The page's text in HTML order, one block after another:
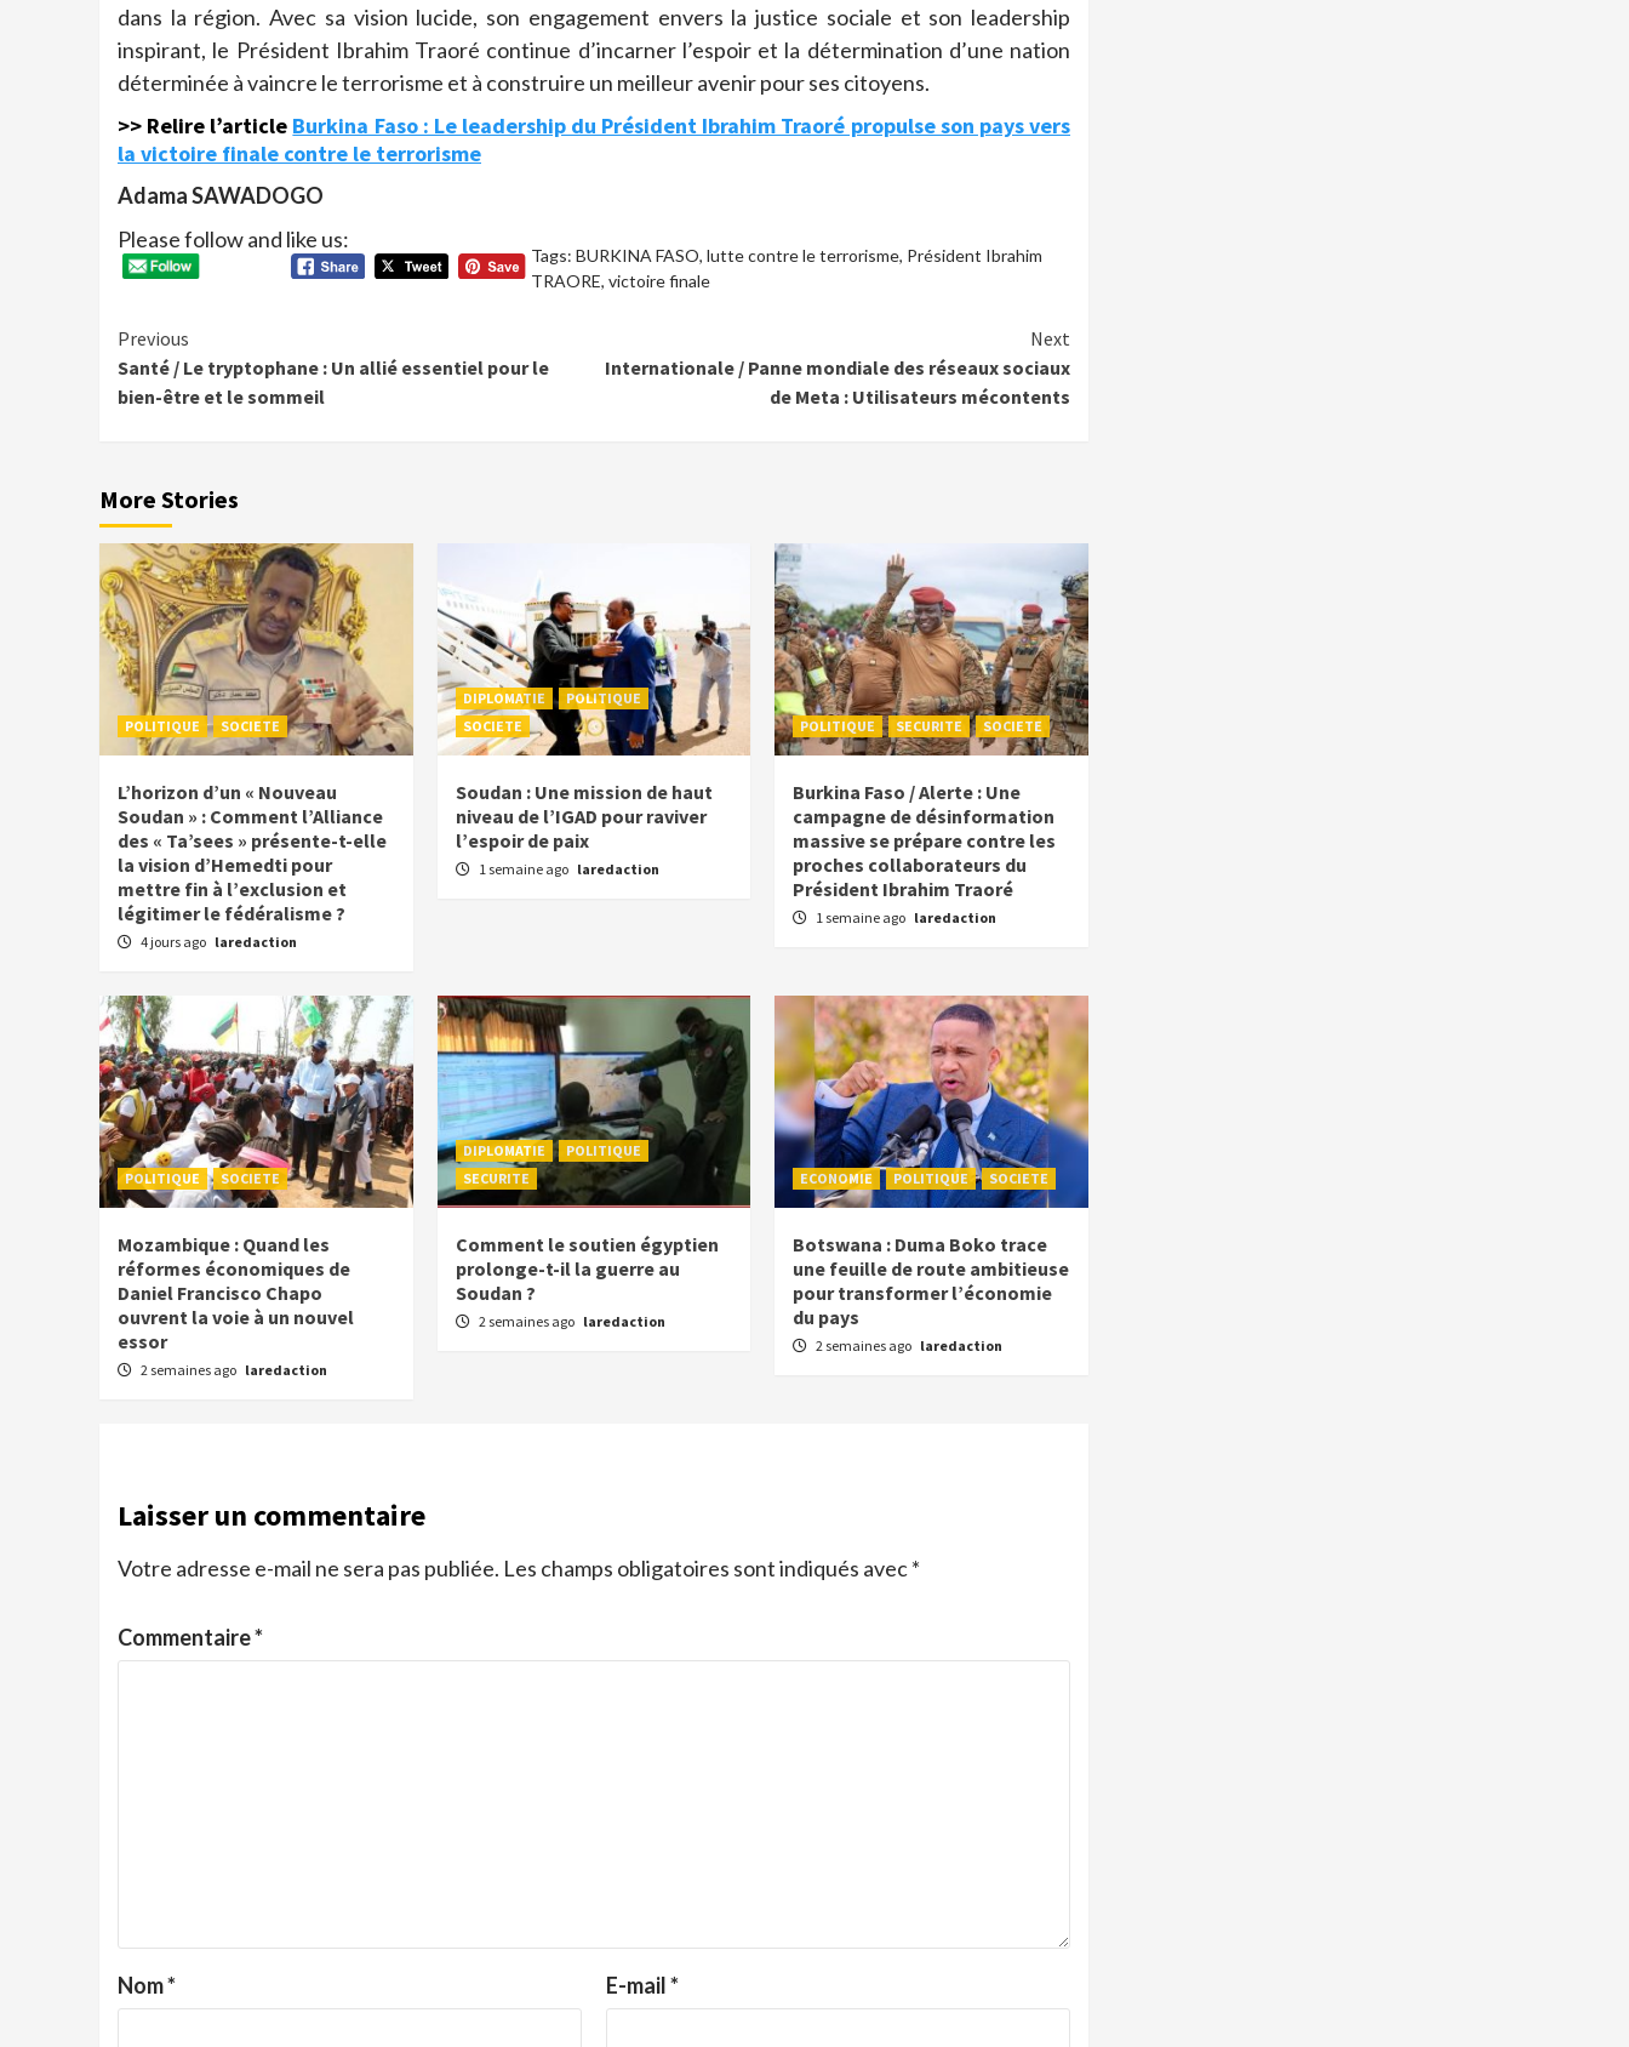
dans la région. Avec sa vision lucide, son engagement envers la justice sociale et son leadership
inspirant, le Président Ibrahim Traoré continue d’incarner l’espoir et la détermination d’une nation
déterminée à vaincre le terrorisme et à construire un meilleur avenir pour ses citoyens.
>> Relire l’article Burkina Faso : Le leadership du Président Ibrahim Traoré propulse son pays vers
la victoire finale contre le terrorisme
Adama SAWADOGO
Please follow and like us:
Tags: BURKINA FASO, lutte contre le terrorisme, Président Ibrahim
TRAORE, victoire finale
Continue
Reading
Previous
Santé / Le tryptophane : Un allié essentiel pour le
bien-être et le sommeil
Next
Internationale / Panne mondiale des réseaux sociaux
de Meta : Utilisateurs mécontents
More Stories
POLITIQUE SOCIETE
L’horizon d’un « Nouveau
Soudan » : Comment l’Alliance
des « Ta’sees » présente-t-elle
la vision d’Hemedti pour
mettre fin à l’exclusion et
légitimer le fédéralisme ?
4 jours ago laredaction
DIPLOMATIE
POLITIQUE
SOCIETE
Soudan : Une mission de haut
niveau de l’IGAD pour raviver
l’espoir de paix
1 semaine ago laredaction
POLITIQUE SECURITE SOCIETE
Burkina Faso / Alerte : Une
campagne de désinformation
massive se prépare contre les
proches collaborateurs du
Président Ibrahim Traoré
1 semaine ago laredaction
POLITIQUE SOCIETE
Mozambique : Quand les
réformes économiques de
Daniel Francisco Chapo
ouvrent la voie à un nouvel
essor
2 semaines ago laredaction
DIPLOMATIE
POLITIQUE
SECURITE
Comment le soutien égyptien
prolonge-t-il la guerre au
Soudan ?
2 semaines ago laredaction
ECONOMIE POLITIQUE SOCIETE
Botswana : Duma Boko trace
une feuille de route ambitieuse
pour transformer l’économie
du pays
2 semaines ago laredaction
Laisser un commentaire
Votre adresse e-mail ne sera pas publiée. Les champs obligatoires sont indiqués avec*
Commentaire*
Nom* E-mail*